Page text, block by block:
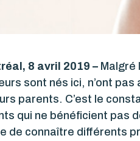
8 avril 2019 – Malgré
sont nés ici, n’ont
parents. C’est le
qui ne bénéficient pas
de connaître différents